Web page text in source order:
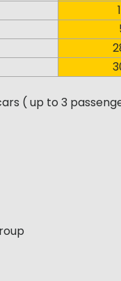
( up to 3